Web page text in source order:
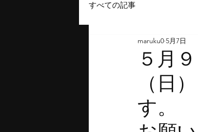
すべての記事
５月
（
maruku0 5月7日